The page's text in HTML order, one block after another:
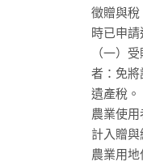
徵贈與稅
時已申請
（一）
者：免將
遺產稅。
農業使
計入贈
農業用